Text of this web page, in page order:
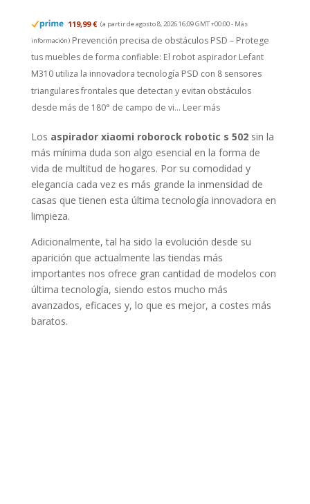
119,99 € (a partir de agosto 8, 2026 16:09 GMT +00:00 - Más
información) Prevención precisa de obstáculos PSD – Protege
tus muebles de forma confiable: El robot aspirador Lefant
M310 utiliza la innovadora tecnología PSD con 8 sensores
triangulares frontales que detectan y evitan obstáculos
desde más de 180° de campo de vi... Leer más
Los aspirador xiaomi roborock robotic s 502sin la
más mínima duda son algo esencial en la forma de
vida de multitud de hogares. Por su comodidad y
elegancia cada vez es más grande la inmensidad de
casas que tienen esta última tecnología innovadora en
limpieza.
Adicionalmente, tal ha sido la evolución desde su
aparición que actualmente las tiendas más
importantes nos ofrece gran cantidad de modelos con
última tecnología, siendo estos mucho más
avanzados, eficaces y, lo que es mejor, a costes más
baratos.